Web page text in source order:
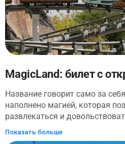
MagicLand: билет с
Название говорит само за
наполнено магией, которая
развлекаться и
не нанося ущерба взрослым! И
езды от Рима! MagicLand
Показать больше